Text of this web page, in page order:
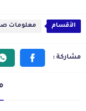
الأقسام معلومات